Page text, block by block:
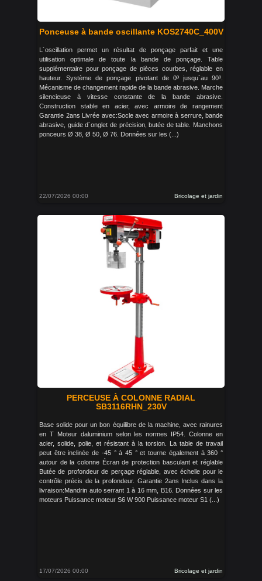
Ponceuse à bande oscillante KOS2740C_400V
L´oscillation permet un résultat de ponçage parfait et une
utilisation optimale de toute la bande de ponçage. Table
supplémentaire pour ponçage de pièces courbes, réglable en
hauteur. Système de ponçage pivotant de 0º jusqu´au 90º.
Mécanisme de changement rapide de la bande abrasive. Marche
silencieuse à vitesse constante de la bande abrasive.
Construction stable en acier, avec armoire de rangement
Garantie 2ans Livrée avec:Socle avec armoire à serrure, bande
abrasive, guide d´onglet de précision, butée de table. Manchons
ponceurs Ø 38, Ø 50, Ø 76. Données sur les (...)
22/07/2026 00:00 Bricolage et jardin
PERCEUSE À COLONNE RADIAL
SB3116RHN_230V
Base solide pour un bon équilibre de la machine, avec rainures
en T Moteur daluminium selon les normes IP54. Colonne en
acier, solide, polie, et résistant à la torsion. La table de travail
peut être inclinée de -45 ° à 45 ° et tourne également à 360 °
autour de la colonne Écran de protection basculant et réglable
Butée de profondeur de perçage réglable, avec échelle pour le
contrôle précis de la profondeur. Garantie 2ans Inclus dans la
livraison:Mandrin auto serrant 1 à 16 mm, B16. Données sur les
moteurs Puissance moteur S6 W 900 Puissance moteur S1 (...)
17/07/2026 00:00 Bricolage et jardin